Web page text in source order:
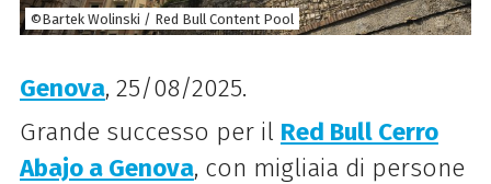
©Bartek Wolinski / Red Bull Content Pool
Genova, 25/08/2025.
Grande successo per il Red Bull Cerro
Abajo a Genova, con migliaia di persone